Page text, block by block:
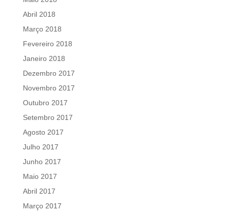
Abril 2018
Março 2018
Fevereiro 2018
Janeiro 2018
Dezembro 2017
Novembro 2017
Outubro 2017
Setembro 2017
Agosto 2017
Julho 2017
Junho 2017
Maio 2017
Abril 2017
Março 2017